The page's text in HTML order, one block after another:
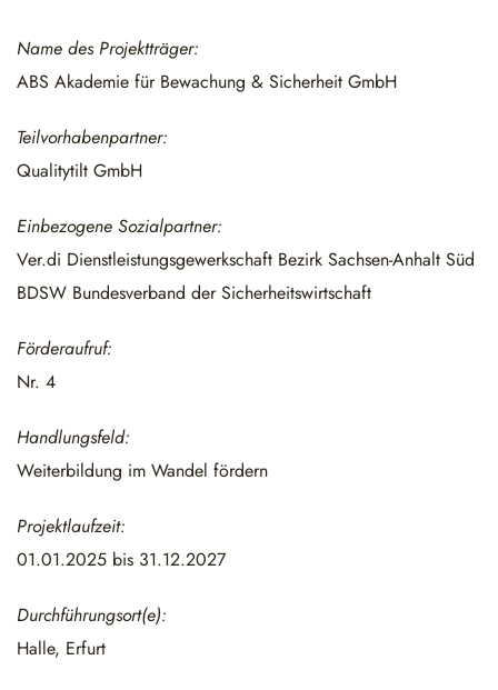
Name des Projektträger:
ABS Akademie für Bewachung & Sicherheit GmbH
Teilvorhabenpartner:
Qualitytilt GmbH
Einbezogene Sozialpartner:
Ver.di Dienstleistungsgewerkschaft Bezirk Sachsen-Anhalt Süd
BDSW Bundesverband der Sicherheitswirtschaft
Förderaufruf:
Nr. 4
Handlungsfeld:
Weiterbildung im Wandel fördern
Projektlaufzeit:
01.01.2025 bis 31.12.2027
Durchführungsort(e):
Halle, Erfurt